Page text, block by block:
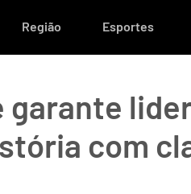
Região Esportes
garante
com